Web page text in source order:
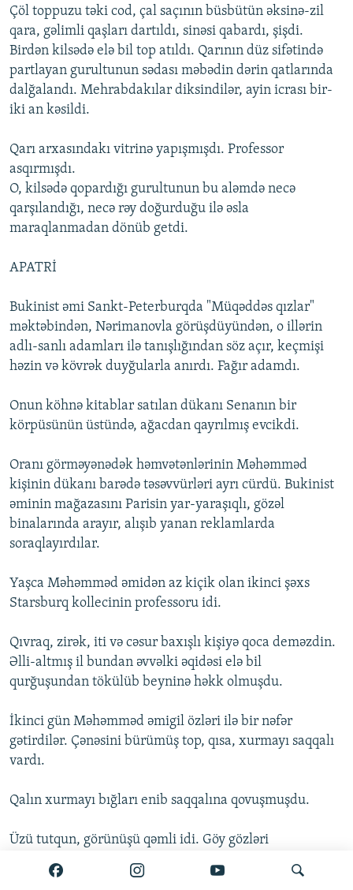
Çöl toppuzu təki cod, çal saçının büsbütün əksinə-zil
qara, gəlimli qaşları dartıldı, sinəsi qabardı, şişdi.
Birdən kilsədə elə bil top atıldı. Qarının düz sifətində
partlayan gurultunun sədası məbədin dərin qatlarında
dalğalandı. Mehrabdakılar diksindilər, ayin icrası bir-
iki an kəsildi.
Qarı arxasındakı vitrinə yapışmışdı. Professor
asqırmışdı.
O, kilsədə qopardığı gurultunun bu aləmdə necə
qarşılandığı, necə rəy doğurduğu ilə əsla
maraqlanmadan dönüb getdi.
APATRİ
Bukinist əmi Sankt-Peterburqda "Müqəddəs qızlar"
məktəbindən, Nərimanovla görüşdüyündən, o illərin
adlı-sanlı adamları ilə tanışlığından söz açır, keçmişi
həzin və kövrək duyğularla anırdı. Fağır adamdı.
Onun köhnə kitablar satılan dükanı Senanın bir
körpüsünün üstündə, ağacdan qayrılmış evcikdi.
Oranı görməyənədək həmvətənlərinin Məhəmməd
kişinin dükanı barədə təsəvvürləri ayrı cürdü. Bukinist
əminin mağazasını Parisin yar-yaraşıqlı, gözəl
binalarında arayır, alışıb yanan reklamlarda
soraqlayırdılar.
Yaşca Məhəmməd əmidən az kiçik olan ikinci şəxs
Starsburq kollecinin professoru idi.
Qıvraq, zirək, iti və cəsur baxışlı kişiyə qoca deməzdin.
Əlli-altmış il bundan əvvəlki əqidəsi elə bil
qurğuşundan tökülüb beyninə həkk olmuşdu.
İkinci gün Məhəmməd əmigil özləri ilə bir nəfər
gətirdilər. Çənəsini bürümüş top, qısa, xurmayı saqqalı
vardı.
Qalın xurmayı bığları enib saqqalına qovuşmuşdu.
Üzü tutqun, görünüşü qəmli idi. Göy gözləri
quraqsımışdı. Boynu dərili, isti paltosunu və həmin
dəridən tikilmiş moğol papağını çıxarıb dizinin üstünə